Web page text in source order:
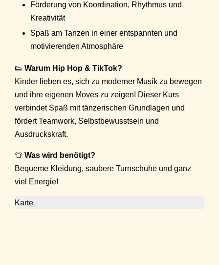
Förderung von Koordination, Rhythmus und
Kreativität
Spaß am Tanzen in einer entspannten und
motivierenden Atmosphäre
👟 Warum Hip Hop & TikTok?
Kinder lieben es, sich zu moderner Musik zu bewegen
und ihre eigenen Moves zu zeigen! Dieser Kurs
verbindet Spaß mit tänzerischen Grundlagen und
fördert Teamwork, Selbstbewusstsein und
Ausdruckskraft.
👕 Was wird benötigt?
Bequeme Kleidung, saubere Turnschuhe und ganz
viel Energie!
Karte